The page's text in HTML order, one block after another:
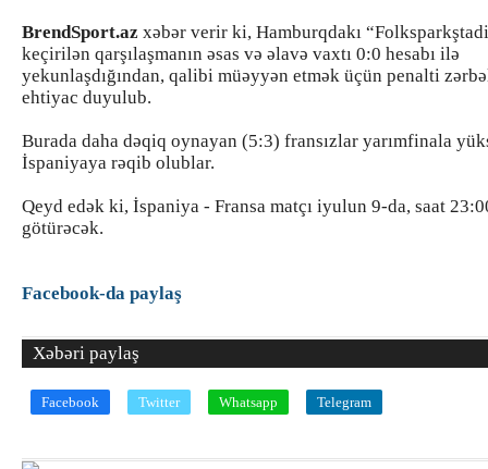
BrendSport.az xəbər verir ki, Hamburqdakı
keçirilən qarşılaşmanın əsas və əlavə vaxtı 0:0 hesabı ilə
yekunlaşdığından, qalibi müəyyən etmək üçün penalti
ehtiyac duyulub.
Burada daha dəqiq oynayan (5:3) fransızlar yarımfinala
İspaniyaya rəqib olublar.
Qeyd edək ki, İspaniya - Fransa matçı iyulun 9-da, saat
götürəcək.
Facebook-da paylaş
Xəbəri paylaş
Facebook Twitter Whatsapp Telegram